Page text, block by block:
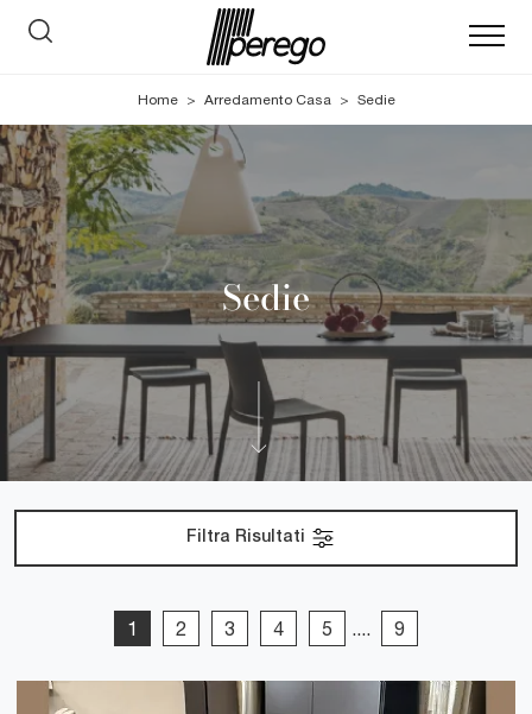
Home > Arredamento Casa > Sedie
Sedie
Filtra Risultati
1 2 3 4 5 .... 9